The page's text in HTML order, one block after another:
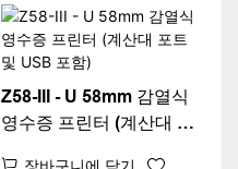
Z58-III - U 58mm 감열식
영수증 프린터 (계산대 포
장바구니에 담기